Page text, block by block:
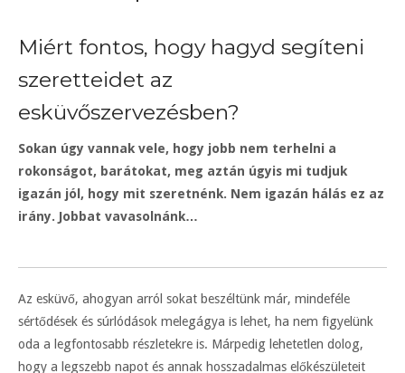
Miért fontos, hogy hagyd segíteni
szeretteidet az
esküvőszervezésben?
Sokan úgy vannak vele, hogy jobb nem terhelni a
rokonságot, barátokat, meg aztán úgyis mi tudjuk
igazán jól, hogy mit szeretnénk. Nem igazán hálás ez az
irány. Jobbat vavasolnánk…
Az esküvő, ahogyan arról sokat beszéltünk már, mindeféle
sértődések és súrlódások melegágya is lehet, ha nem figyelünk
oda a legfontosabb részletekre is. Márpedig lehetetlen dolog,
hogy a legszebb napot és annak hosszadalmas előkészületeit